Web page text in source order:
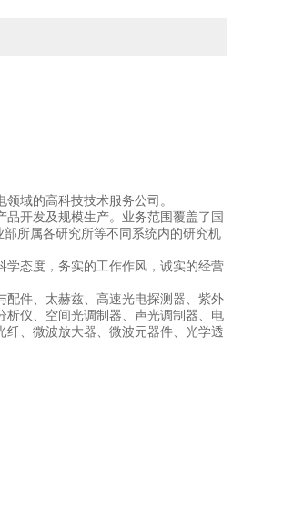
域的高科技技术服务公司。
开发及规模生产。业务范围覆盖了国
所属各研究所等不同系统内的研究机
学态度，务实的工作作风，诚实的经营
配件、太赫兹、高速光电探测器、紫外
析仪、空间光调制器、声光调制器、电
、微波放大器、微波元器件、光学透